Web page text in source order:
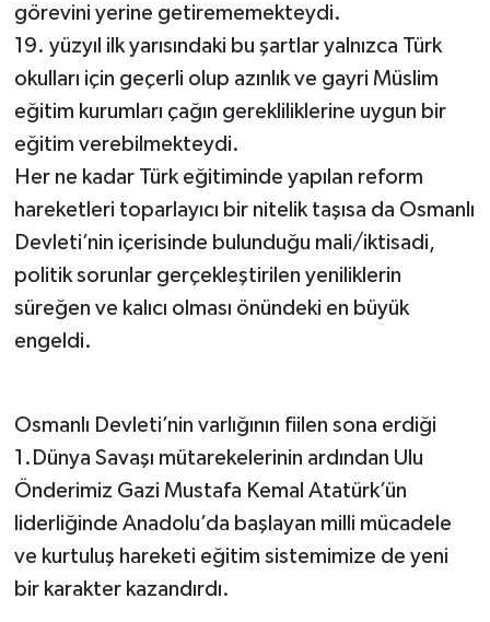
görevini yerine getirememekteydi.
19. yüzyıl ilk yarısındaki bu şartlar yalnızca Türk
okulları için geçerli olup azınlık ve gayri Müslim
eğitim kurumları çağın gerekliliklerine uygun bir
eğitim verebilmekteydi.
Her ne kadar Türk eğitiminde yapılan reform
hareketleri toparlayıcı bir nitelik taşısa da Osmanlı
Devleti’nin içerisinde bulunduğu mali/iktisadi,
politik sorunlar gerçekleştirilen yeniliklerin
süreğen ve kalıcı olması önündeki en büyük
engeldi.
Osmanlı Devleti’nin varlığının fiilen sona erdiği
1.Dünya Savaşı mütarekelerinin ardından Ulu
Önderimiz Gazi Mustafa Kemal Atatürk’ün
liderliğinde Anadolu’da başlayan milli mücadele
ve kurtuluş hareketi eğitim sistemimize de yeni
bir karakter kazandırdı.